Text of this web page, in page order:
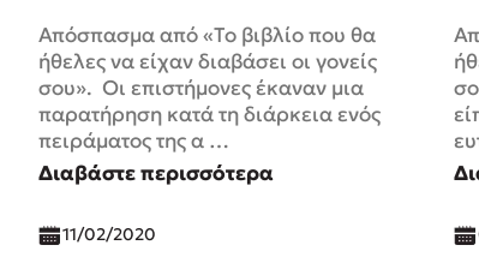
Απόσπασμα από «Το βιβλίο που θα
ήθελες να είχαν διαβάσει οι γονείς
σου». Οι επιστήμονες έκαναν μια
παρατήρηση κατά τη διάρκεια ενός
πειράματος της α …
Διαβάστε περισσότερα
11/02/2020